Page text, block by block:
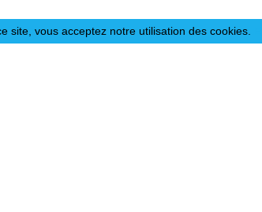
site, vous acceptez notre utilisation des cookies.